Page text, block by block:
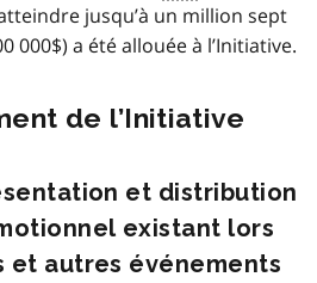
jusqu’à un million sept
000$) a été allouée à l’Initiative.
de l’Initiative
et distribution
existant lors
et autres événements